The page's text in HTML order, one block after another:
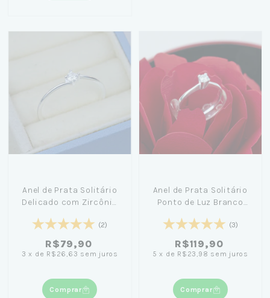
Anel de Prata Solitário
Delicado com Zircônia
(2)
R$79,90
3 x de R$26,63 sem juros
Comprar
Anel de Prata Solitário
Ponto de Luz Branco
(3)
R$119,90
5 x de R$23,98 sem juros
Comprar